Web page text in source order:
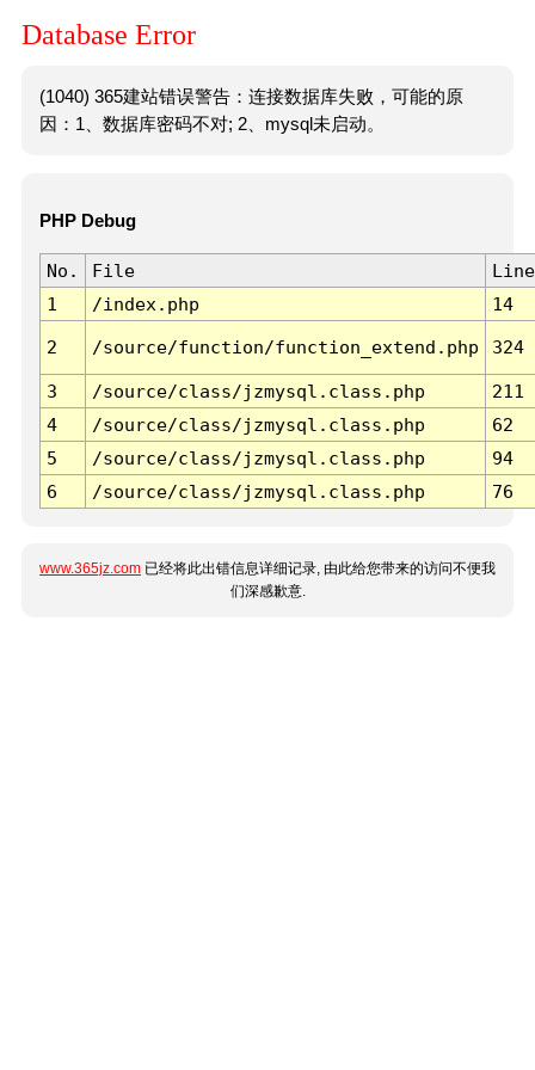
Database Error
(1040) 365建站错误警告：连接数据库失败，可能的原
因：1、数据库密码不对; 2、mysql未启动。
PHP Debug
No. File
Line
1
/index.php 14
2 /source/function/function_extend.php 324
3 /source/class/jzmysql.class.php
211
4
/source/class/jzmysql.class.php
62
5
/source/class/jzmysql.class.php
94
6
/source/class/jzmysql.class.php 76
www.365jz.com 已经将此出错信息详细记录, 由此给您带来的访问不便我
们深感歉意.